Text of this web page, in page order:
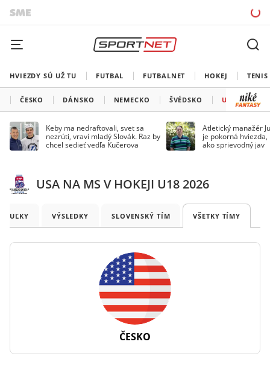
HVIEZDY SÚ UŽ TU FUTBAL FUTBALNET HOKEJ TENIS
ČESKO DÁNSKO NEMECKO ŠVÉDSKO USA
Keby ma nedraftovali, svet sa
nezrúti, vraví mladý Slovák. Raz by
chcel sedieť vedľa Kučerova
Atletický manažér
je pokorná
ako sprievodný jav
USA NA MS V HOKEJI U18 2026
VÝSLEDKY SLOVENSKÝ TÍM VŠETKY TÍMY
ČESKO